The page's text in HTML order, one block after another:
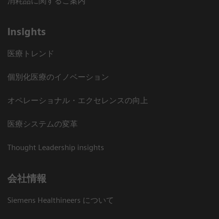
Insights
医療トレンド
個別化医療のイノベーション
オペレーショナル・エクセレンスの向上
医療システムの変革
Thought Leadership insights
会社情報
Siemens Healthineers について